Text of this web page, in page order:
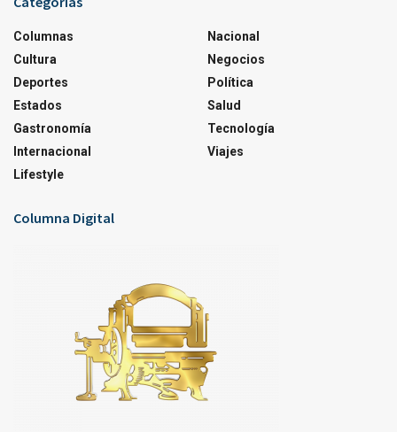
Columnas
Cultura
Deportes
Estados
Gastronomía
Internacional
Lifestyle
Nacional
Negocios
Política
Salud
Tecnología
Viajes
Columna Digital